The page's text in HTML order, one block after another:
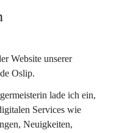
Website unserer
Oslip.
lade ich ein,
Services wie
Neuigkeiten,